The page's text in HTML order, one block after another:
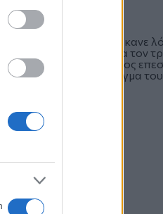
παράταξη έκανε
αναξιοπρέπειας». Για τον
ο Ευάγγελος Βενιζέλος
τον περιφέρουν ως δείγμα